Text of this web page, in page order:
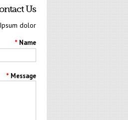
Us
dolor
*
*